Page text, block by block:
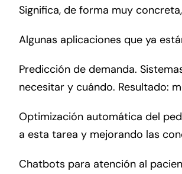
Significa, de forma muy
Algunas aplicaciones que ya
Predicción de demanda.
necesitar y cuándo. Resultado:
Optimización automática del
a esta tarea y mejorando las
Chatbots para atención al